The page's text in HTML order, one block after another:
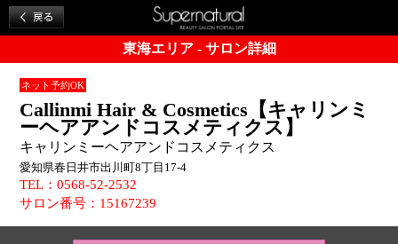
東海エリア - サロン詳細
ネット予約OK
Callinmi Hair & Cosmetics【キャリンミ
ーヘアアンドコスメティクス】
キャリンミーヘアアンドコスメティクス
愛知県春日井市出川町8丁目17-4
TEL：0568-52-2532
サロン番号：15167239